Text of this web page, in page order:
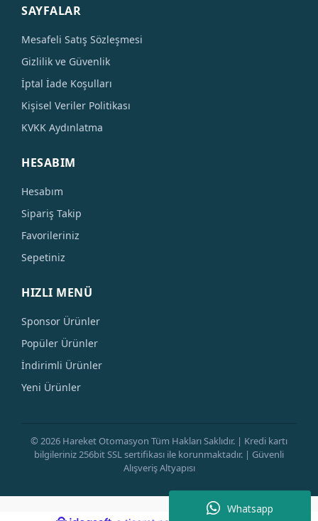
Whatsapp
SAYFALAR
Mesafeli Satış Sözleşmesi
Gizlilik ve Güvenlik
İptal İade Koşulları
Kişisel Veriler Politikası
KVKK Aydınlatma
HESABIM
Hesabım
Sipariş Takip
Favorileriniz
Sepetiniz
HIZLI MENÜ
Sponsor Ürünler
Popüler Ürünler
İndirimli Ürünler
Yeni Ürünler
© 2026 Hareket Otomasyon Tüm Hakları Saklıdır. | Kredi kartı
bilgileriniz 256bit SSL sertifikası ile korunmaktadır. | Güvenli
Alışveriş Altyapısı